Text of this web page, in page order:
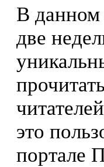
В данном
две
это
портале